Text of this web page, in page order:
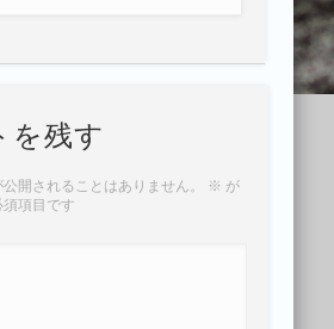
を残す
開されることはありません。 ※ が
項目です